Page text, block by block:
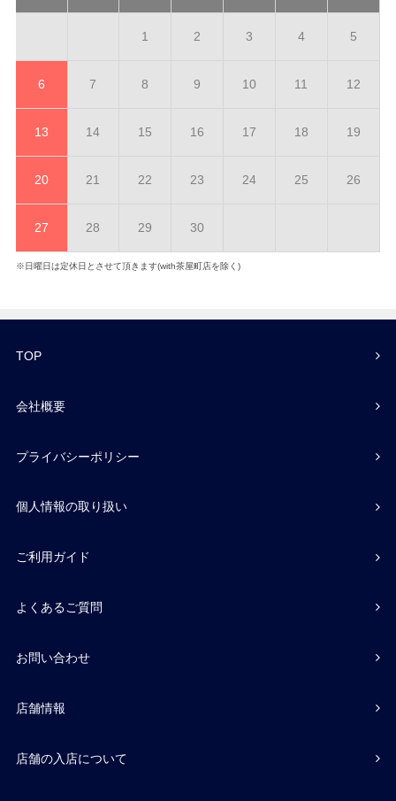
1 2 3 4 5
6 7 8 9 10 11 12
13 14 15 16 17 18 19
20 21 22 23 24 25 26
27 28 29 30
※日曜日は定休日とさせて頂きます(with茶屋町店を除く)
TOP
会社概要
プライバシーポリシー
個人情報の取り扱い
ご利用ガイド
よくあるご質問
お問い合わせ
店舗情報
店舗の入店について